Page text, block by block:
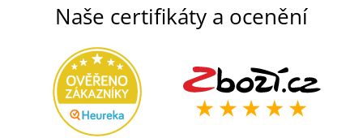
Naše certifikáty a ocenění